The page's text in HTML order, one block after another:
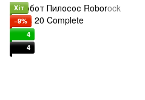
Хіт
−9%
4
4